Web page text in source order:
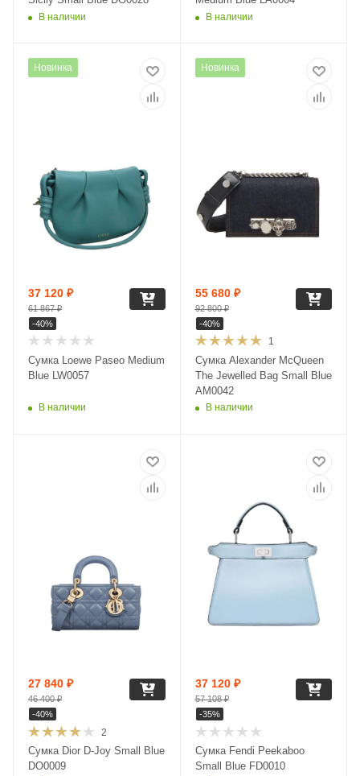
В наличии В наличии
Новинка
Сумка Loewe Paseo Medium
Blue LW0057
В наличии
37 120 ₽
61 867₽
-40%
Новинка
1
Сумка Alexander McQueen
The Jewelled Bag Small Blue
AM0042
В наличии
55 680₽
92 800₽
-40%
2
Сумка Dior D-Joy Small Blue
DO0009
27 840 ₽
46 400₽
-40%
Сумка Fendi Peekaboo
Small Blue FD0010
37 120₽
57 108₽
-35%